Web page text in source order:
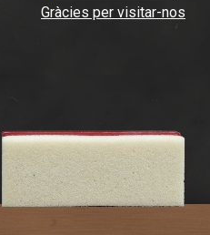
Gràcies per visitar-nos